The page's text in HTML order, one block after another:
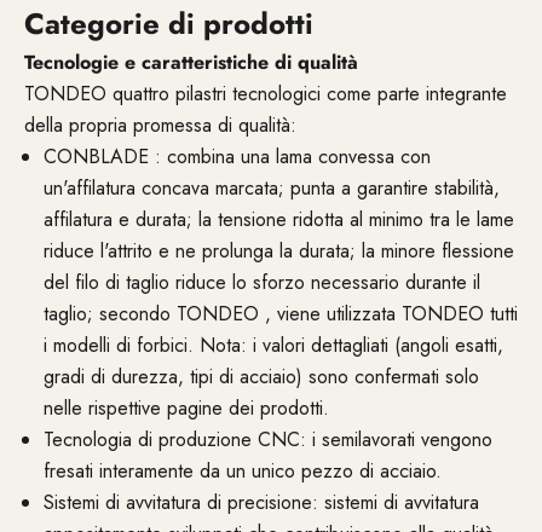
Categorie di prodotti
Tecnologie e caratteristiche di qualità
TONDEO quattro pilastri tecnologici come parte integrante
della propria promessa di qualità:
CONBLADE : combina una lama convessa con
un'affilatura concava marcata; punta a garantire stabilità,
affilatura e durata; la tensione ridotta al minimo tra le lame
riduce l'attrito e ne prolunga la durata; la minore flessione
del filo di taglio riduce lo sforzo necessario durante il
taglio; secondo TONDEO , viene utilizzata TONDEO tutti
i modelli di forbici. Nota: i valori dettagliati (angoli esatti,
gradi di durezza, tipi di acciaio) sono confermati solo
nelle rispettive pagine dei prodotti.
Tecnologia di produzione CNC: i semilavorati vengono
fresati interamente da un unico pezzo di acciaio.
Sistemi di avvitatura di precisione: sistemi di avvitatura